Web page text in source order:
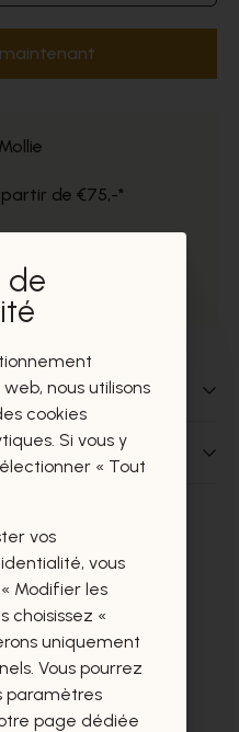
de €75,-*
nos magasins
intéresseront
aussi.
de
nous utilisons
cookies
Si vous y
« Tout
vos
vous
Modifier les
choisissez «
uniquement
Vous pourrez
paramètres
page dédiée